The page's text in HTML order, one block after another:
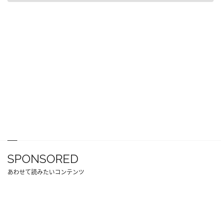
SPONSORED
あわせて読みたいコンテンツ